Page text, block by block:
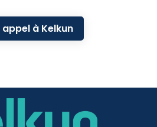
appel à Kelkun